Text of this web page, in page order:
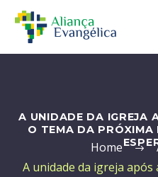
A UNIDADE DA IGREJA
O TEMA DA PRÓXIMA
Home
A unidade da igreja após